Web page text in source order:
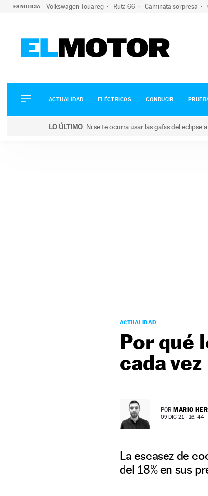
ES NOTICIA: Volkswagen Touareg Ruta 66 Caminata sorpresa
ELÉCTRICOS
CONDUCIR
ACTUALIDAD ELÉCTRICOS CONDUCIR
LO ÚLTIMO Ni se te ocurra usar las gafas del
ACTUALIDAD
Por qué
cada
POR MARIO
09 DIC 21 - 16: 44
La escasez de
del 18% en sus